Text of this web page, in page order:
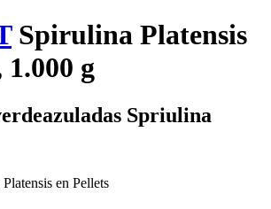
Spirulina Platensis
1.000 g
Spriulina
en Pellets